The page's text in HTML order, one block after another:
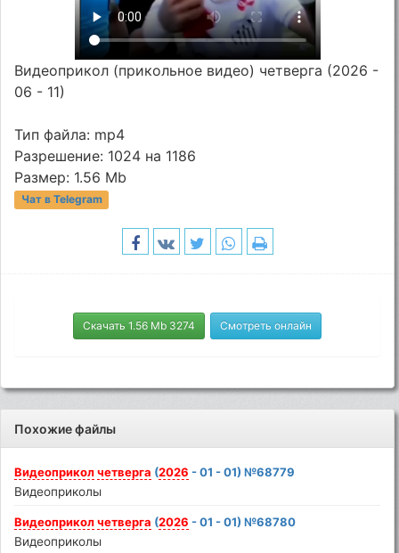
Видеоприкол (прикольное видео) четверга (2026 -
06 - 11)
Тип файла: mp4
Разрешение: 1024 на 1186
Размер: 1.56 Mb
Чат в Telegram
Скачать 1.56 Mb 3274 Смотреть онлайн
Похожие файлы
Видеоприкол четверга (2026 - 01 - 01) №68779
Видеоприколы
Видеоприкол четверга (2026 - 01 - 01) №68780
Видеоприколы